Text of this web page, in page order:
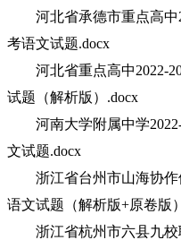
河北省承德市重点高中
考语文试题.docx
河北省重点高中2022-
试题（解析版）.docx
河南大学附属中学2022-
文试题.docx
浙江省台州市山海协作
语文试题（解析版+原卷版
浙江省杭州市六县九校